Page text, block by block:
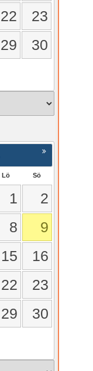
22
23
29
30
Nästa >
Lö Sö
1
2
8
9
15
16
22
23
29
30